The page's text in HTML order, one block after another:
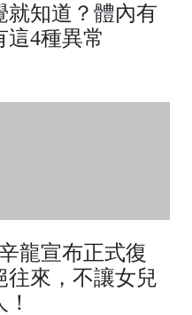
就知道？體內有
這4種異常
龍宣布正式復
往來，不讓女兒